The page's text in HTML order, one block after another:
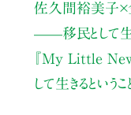
佐久間裕美子×金
——移民として生き
『My Little
して生きるとい